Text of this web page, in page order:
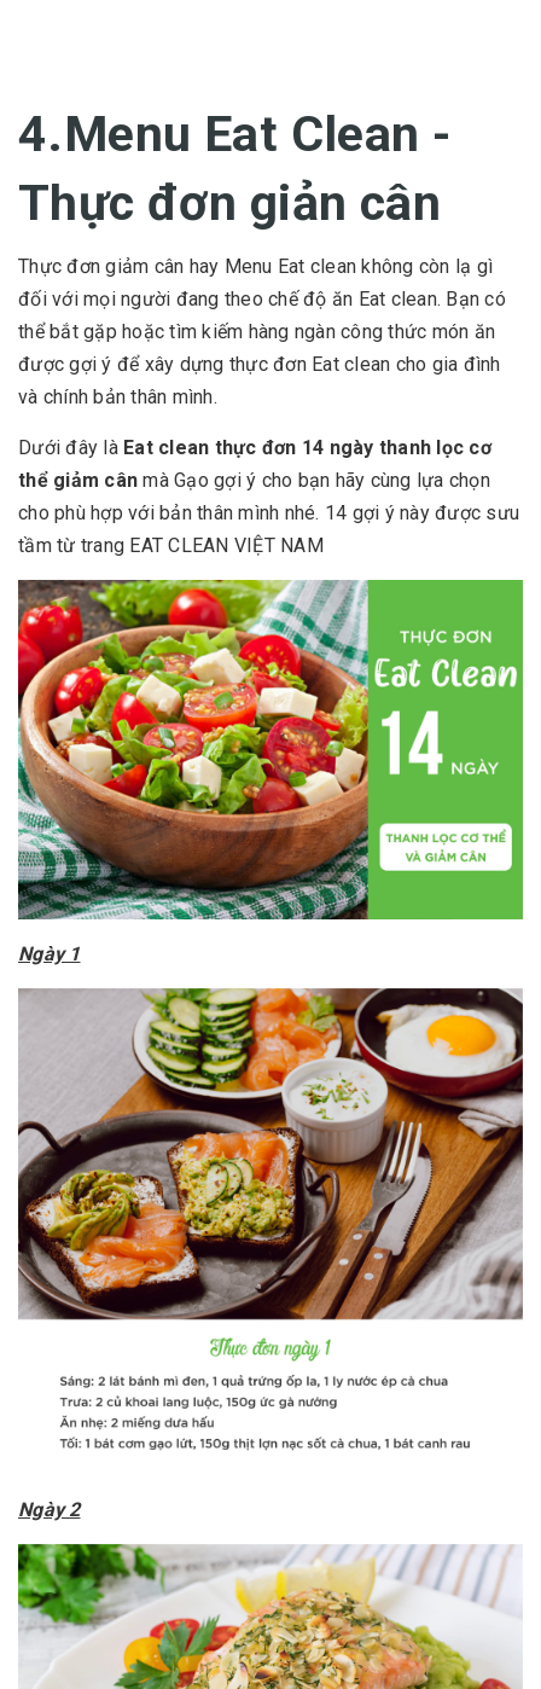
4.Menu Eat Clean -
Thực đơn giản cân
Thực đơn giảm cân hay Menu Eat clean không còn lạ gì
đối với mọi người đang theo chế độ ăn Eat clean. Bạn có
thể bắt gặp hoặc tìm kiếm hàng ngàn công thức món ăn
được gợi ý để xây dựng thực đơn Eat clean cho gia đình
và chính bản thân mình.
Dưới đây là Eat clean thực đơn 14 ngày thanh lọc cơ
thể giảm cânmà Gạo gợi ý cho bạn hãy cùng lựa chọn
cho phù hợp với bản thân mình nhé. 14 gợi ý này được sưu
tầm từ trang EAT CLEAN VIỆT NAM
Ngày 1
Ngày 2